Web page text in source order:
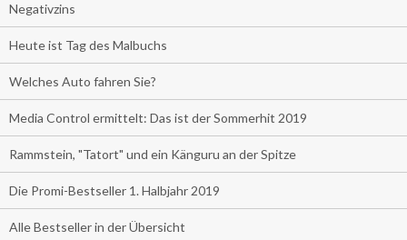
Negativzins
Heute ist Tag des Malbuchs
Welches Auto fahren Sie?
Media Control ermittelt: Das ist der Sommerhit 2019
Rammstein, "Tatort" und ein Känguru an der Spitze
Die Promi-Bestseller 1. Halbjahr 2019
Alle Bestseller in der Übersicht